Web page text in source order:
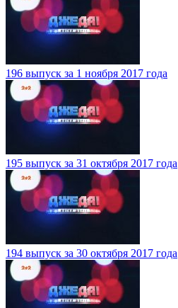
196 выпуск за 1 ноября 2017 года
195 выпуск за 31 октября 2017 года
194 выпуск за 30 октября 2017 года